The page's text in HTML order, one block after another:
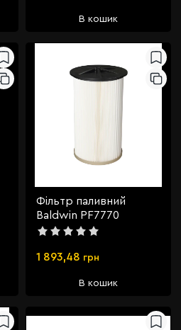
В кошик
Фільтр паливний
Baldwin PF7770
1 893,48 грн
В кошик